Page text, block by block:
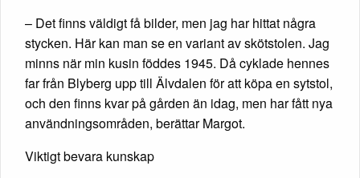
– Det finns väldigt få bilder, men jag har hittat några
stycken. Här kan man se en variant av skötstolen. Jag
minns när min kusin föddes 1945. Då cyklade hennes
far från Blyberg upp till Älvdalen för att köpa en sytstol,
och den finns kvar på gården än idag, men har fått nya
användningsområden, berättar Margot.
Viktigt bevara kunskap